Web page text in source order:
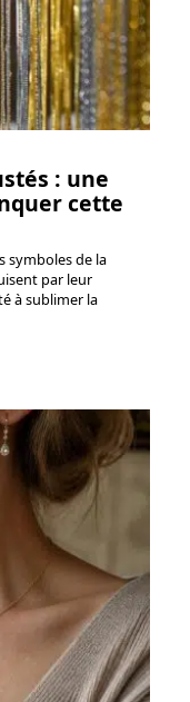
: une
cette
symboles de la
par leur
à sublimer la